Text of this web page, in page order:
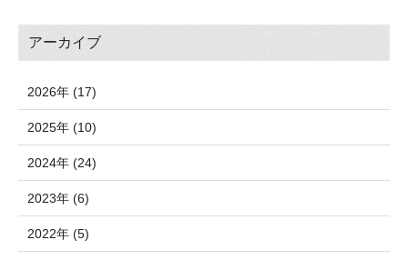
アーカイブ
2026年 (17)
2025年 (10)
2024年 (24)
2023年 (6)
2022年 (5)